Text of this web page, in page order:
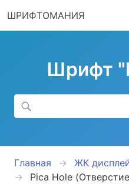
ШРИФТОМАНИЯ
Шрифт
Главная
ЖК
Pica Hole